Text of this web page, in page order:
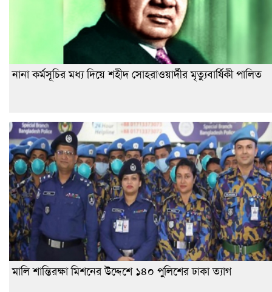
নানা কর্মসূচির মধ্য দিয়ে শহীদ সোহরাওয়ার্দীর মৃত্যুবার্ষিকী পালিত
মালি শান্তিরক্ষা মিশনের উদ্দেশে ১৪০ পুলিশের ঢাকা ত্যাগ